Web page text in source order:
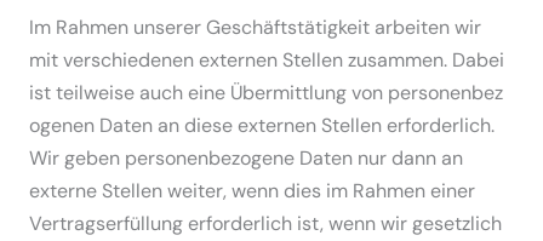
Im Rahmen unserer Geschäfts­tä­tigkeit arbeiten wir
mit verschie­denen externen Stellen zusammen. Dabei
ist teilweise auch eine Übermittlung von perso­nen­be­z
o­genen Daten an diese externen Stellen erfor­derlich.
Wir geben perso­nen­be­zogene Daten nur dann an
externe Stellen weiter, wenn dies im Rahmen einer
Vertrags­er­füllung erfor­derlich ist, wenn wir gesetzlich